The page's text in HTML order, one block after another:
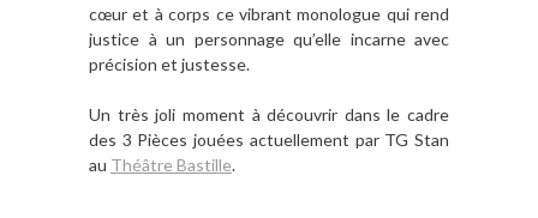
cœur et à corps ce vibrant monologue qui rend
justice à un personnage qu’elle incarne avec
précision et justesse.
Un très joli moment à découvrir dans le cadre
des 3 Pièces jouées actuellement par TG Stan
au Théâtre Bastille.